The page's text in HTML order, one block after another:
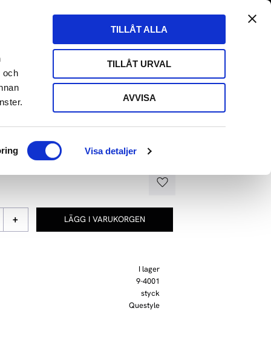
och
Visa detaljer
TILLÅT ALLA
TILLÅT URVAL
AVVISA
Favoriter
Kundvagn
HIFI HÖRLURAR HIFI KABLAR EVENT
/ DAC
+
Lägg till i favoriter
I lager
9-4001
styck
Questyle